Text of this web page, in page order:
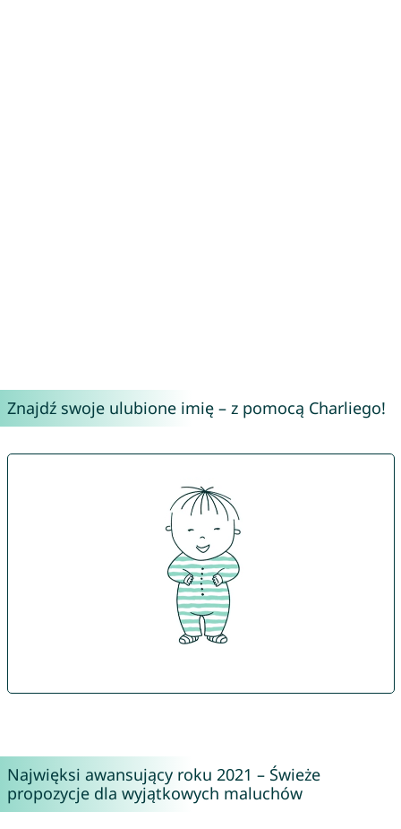
Znajdź swoje ulubione imię – z pomocą Charliego!
Najwięksi awansujący roku 2021 – Świeże
propozycje dla wyjątkowych maluchów